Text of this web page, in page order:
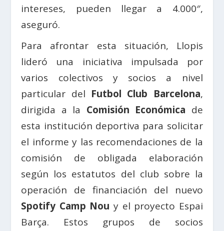
intereses, pueden llegar a 4.000″,
aseguró.
Para afrontar esta situación, Llopis
lideró una iniciativa impulsada por
varios colectivos y socios a nivel
particular del Futbol Club Barcelona,
dirigida a la Comisión Económica de
esta institución deportiva para solicitar
el informe y las recomendaciones de la
comisión de obligada elaboración
según los estatutos del club sobre la
operación de financiación del nuevo
Spotify Camp Nou y el proyecto Espai
Barça. Estos grupos de socios